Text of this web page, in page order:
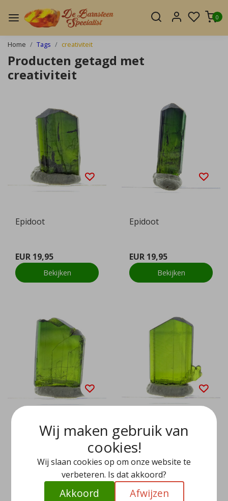
0
Home Tags creativiteit
Producten getagd met
creativiteit
Epidoot
EUR 19,95
Bekijken
Epidoot
EUR 19,95
Bekijken
Epidoot
EUR 19,95
Bekijken
Epidoot
EUR 19,95
Bekijken
Wij maken gebruik van
cookies!
Wij slaan cookies op om onze website te
verbeteren. Is dat akkoord?
Akkoord Afwijzen